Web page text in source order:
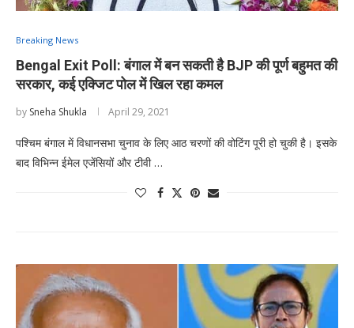
Breaking News
Bengal Exit Poll: बंगाल में बन सकती है BJP की पूर्ण बहुमत की
सरकार, कई एक्जिट पोल में खिल रहा कमल
by Sneha Shukla April 29, 2021
पश्चिम बंगाल में विधानसभा चुनाव के लिए आठ चरणों की वोटिंग पूरी हो चुकी है। इसके
बाद विभिन्न ईमेल एजेंसियों और टीवी …